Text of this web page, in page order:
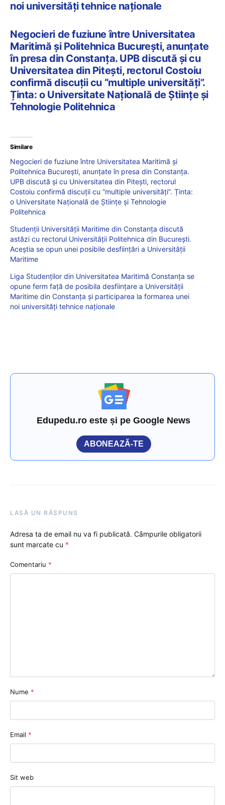
noi universități tehnice naționale
Negocieri de fuziune între Universitatea
Maritimă și Politehnica București, anunțate
în presa din Constanța. UPB discută și cu
Universitatea din Pitești, rectorul Costoiu
confirmă discuții cu “multiple universități”.
Ținta: o Universitate Națională de Științe și
Tehnologie Politehnica
Similare
Negocieri de fuziune între Universitatea Maritimă și
Politehnica București, anunțate în presa din Constanța.
UPB discută și cu Universitatea din Pitești, rectorul
Costoiu confirmă discuții cu “multiple universități”. Ținta:
o Universitate Națională de Științe și Tehnologie
Politehnica
Studenții Universității Maritime din Constanța discută
astăzi cu rectorul Universității Politehnica din București.
Aceștia se opun unei posibile desființări a Universității
Maritime
Liga Studenților din Universitatea Maritimă Constanța se
opune ferm față de posibila desființare a Universității
Maritime din Constanța și participarea la formarea unei
noi universități tehnice naționale
Edupedu.ro este și pe Google News
ABONEAZĂ-TE
LASĂ UN RĂSPUNS
Adresa ta de email nu va fi publicată. Câmpurile obligatorii
sunt marcate cu *
Comentariu *
Nume *
Email *
Sit web